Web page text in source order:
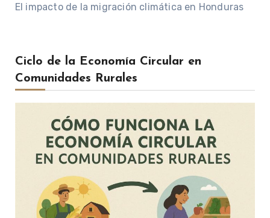
El impacto de la migración climática en Honduras
Ciclo de la Economía Circular en
Comunidades Rurales